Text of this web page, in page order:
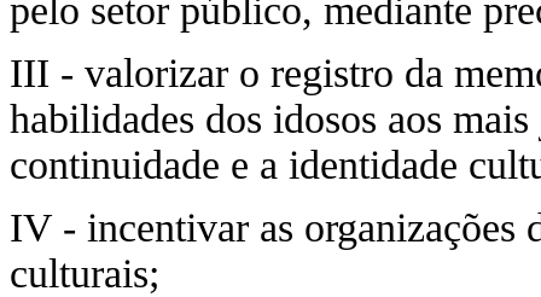
pelo setor público, mediante
III - valorizar o registro da
habilidades dos idosos aos
continuidade e a identidade
IV - incentivar as organizações
culturais;